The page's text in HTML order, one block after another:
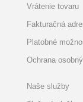
Vrátenie tovaru
Fakturačná
Platobné
Ochrana
Naše služby